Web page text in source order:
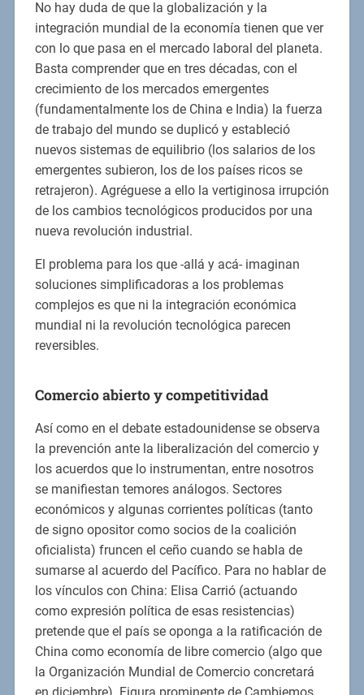
No hay duda de que la globalización y la
integración mundial de la economía tienen que ver
con lo que pasa en el mercado laboral del planeta.
Basta comprender que en tres décadas, con el
crecimiento de los mercados emergentes
(fundamentalmente los de China e India) la fuerza
de trabajo del mundo se duplicó y estableció
nuevos sistemas de equilibrio (los salarios de los
emergentes subieron, los de los países ricos se
retrajeron). Agréguese a ello la vertiginosa irrupción
de los cambios tecnológicos producidos por una
nueva revolución industrial.
El problema para los que -allá y acá- imaginan
soluciones simplificadoras a los problemas
complejos es que ni la integración económica
mundial ni la revolución tecnológica parecen
reversibles.
Comercio abierto y competitividad
Así como en el debate estadounidense se observa
la prevención ante la liberalización del comercio y
los acuerdos que lo instrumentan, entre nosotros
se manifiestan temores análogos. Sectores
económicos y algunas corrientes políticas (tanto
de signo opositor como socios de la coalición
oficialista) fruncen el ceño cuando se habla de
sumarse al acuerdo del Pacífico. Para no hablar de
los vínculos con China: Elisa Carrió (actuando
como expresión política de esas resistencias)
pretende que el país se oponga a la ratificación de
China como economía de libre comercio (algo que
la Organización Mundial de Comercio concretará